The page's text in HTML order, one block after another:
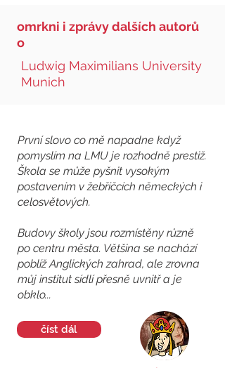
omrkni i zprávy dalších autorů
o
Ludwig Maximilians University
Munich
První slovo co mě napadne když
pomyslím na LMU je rozhodně prestiž.
Škola se může pyšnit vysokým
postavením v žebříčcích německých i
celosvětových.
Budovy školy jsou rozmístěny různě
po centru města. Většina se nachází
poblíž Anglických zahrad, ale zrovna
můj institut sídlí přesně uvnitř a je
obklo...
číst dál